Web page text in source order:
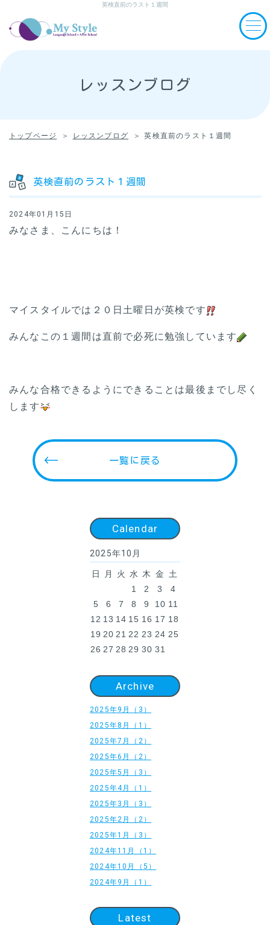
英検直前のラスト１週間
レッスンブログ
トップページ レッスンブログ 英検直前のラスト１週間
英検直前のラスト１週間
2024年01月15日
みなさま、こんにちは！
マイスタイルでは２０日土曜日が英検です
みんなこの１週間は直前で必死に勉強しています
みんな合格できるようにできることは最後までし尽く
します
一覧に戻る
Calendar
2025年10月
日 月 火 水 木 金
土
1
2 3
4
5
6 7 8 9 10 11
12 13 14 15 16 17 18
19 20 21 22 23 24 25
26 27 28 29 30 31
Archive
2025年9月（3）
2025年8月（1）
2025年7月（2）
2025年6月（2）
2025年5月（3）
2025年4月（1）
2025年3月（3）
2025年2月（2）
2025年1月（3）
2024年11月（1）
2024年10月（5）
2024年9月（1）
Latest